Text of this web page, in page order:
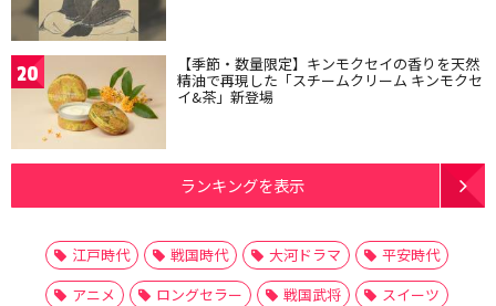
20 【季節・数量限定】キンモクセイの香りを天然
精油で再現した「スチームクリーム キンモクセ
イ&茶」新登場
ランキングを表示
江戸時代 戦国時代 大河ドラマ
平安時代
アニメ
ロングセラー 戦国武将
スイーツ